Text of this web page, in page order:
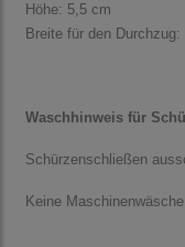
Höhe: 5,5 cm
Breite für den Durchzug:
Waschhinweis für
Schürzenschließen
Keine